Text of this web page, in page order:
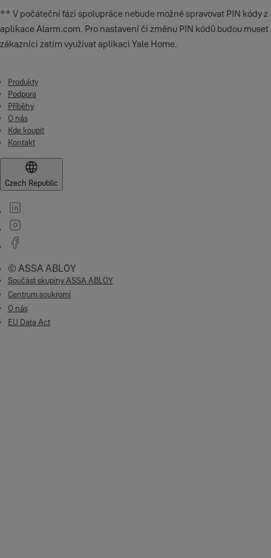
** V počáteční fázi spolupráce nebude možné spravovat PIN kódy z
aplikace Alarm.com. Pro nastavení či změnu PIN kódů budou muset
zákazníci zatím využívat aplikaci Yale Home.
Produkty
Podpora
Příběhy
O nás
Kde koupit
Kontakt
Czech Republic
© ASSA ABLOY
Součást skupiny ASSA ABLOY
Centrum soukromí
O nás
EU Data Act